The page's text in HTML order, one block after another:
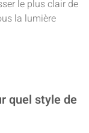
le plus clair de
la lumière
quel style de